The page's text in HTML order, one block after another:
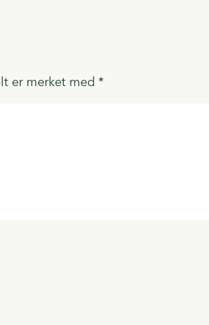
er merket med*